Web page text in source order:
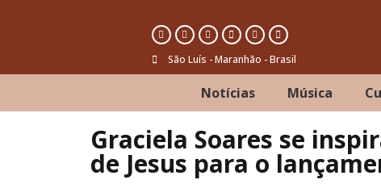
São Luís - Maranhão - Brasil
Notícias Música
Graciela Soares se
de Jesus para o